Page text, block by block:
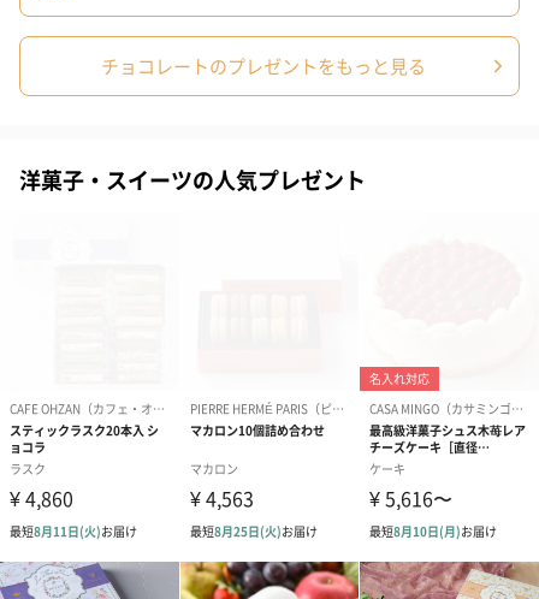
商品オプション情報
お渡し用の紙袋です。
商品に合わせたサイズをお届けします。
あり（280円）
メッセージカード（通常・写真・グリーティング）
誕生日や結婚祝い・出産祝いなど、様々なシーンのメッセージカ
ードを同梱します。
チョコレートのプレゼントをもっと見る
洋菓子・スイーツの人気プレゼント